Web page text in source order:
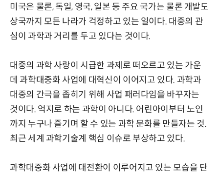
미국은 물론, 독일, 영국, 일본 등 주요 국가는 물론 개발도
상국까지 모든 나라가 걱정하고 있는 일이다. 대중의 관
심이 과학과 거리를 두고 있다는 것이다.
대중의 과학 사랑이 시급한 과제로 떠오르고 있는 가운
데 과학대중화 사업에 대혁신이 이어지고 있다. 과학과
대중의 간극을 좁히기 위해 사업 패러다임을 바꾸자는
것이다. 억지로 하는 과학이 아니다. 어린아이부터 노인
까지 누구나 즐기며 할 수 있는 과학 문화를 만들자는 것.
최근 세계 과학기술계 핵심 이슈로 부상하고 있다.
과학대중화 사업에 대전환이 이루어지고 있는 모습을 단